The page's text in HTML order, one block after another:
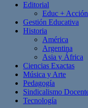
Editorial
Educ + Acción
Gestión Educativa
Historia
América
Argentina
Asia y África
Ciencias Exactas
Música y Arte
Pedagogía
Sindicalismo
Tecnología